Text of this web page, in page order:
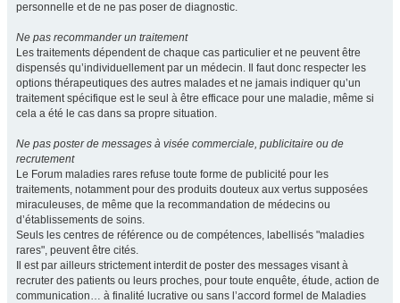
personnelle et de ne pas poser de diagnostic.
Ne pas recommander un traitement
Les traitements dépendent de chaque cas particulier et ne peuvent être
dispensés qu’individuellement par un médecin. Il faut donc respecter les
options thérapeutiques des autres malades et ne jamais indiquer qu’un
traitement spécifique est le seul à être efficace pour une maladie, même si
cela a été le cas dans sa propre situation.
Ne pas poster de messages à visée commerciale, publicitaire ou de
recrutement
Le Forum maladies rares refuse toute forme de publicité pour les
traitements, notamment pour des produits douteux aux vertus supposées
miraculeuses, de même que la recommandation de médecins ou
d’établissements de soins.
Seuls les centres de référence ou de compétences, labellisés "maladies
rares", peuvent être cités.
Il est par ailleurs strictement interdit de poster des messages visant à
recruter des patients ou leurs proches, pour toute enquête, étude, action de
communication… à finalité lucrative ou sans l’accord formel de Maladies